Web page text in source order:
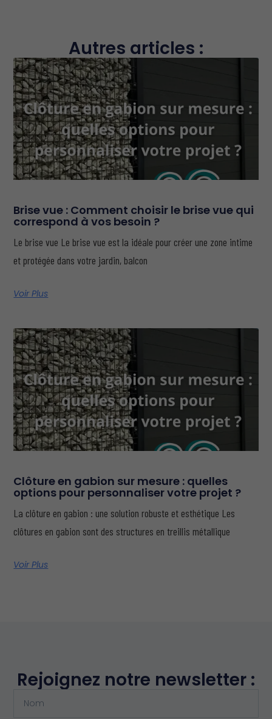
Autres articles :
Brise vue : Comment choisir le brise vue qui
correspond à vos besoin ?
Le brise vue Le brise vue est la idéale pour créer une zone intime
et protégée dans votre jardin, balcon
Voir Plus
Clôture en gabion sur mesure : quelles
options pour personnaliser votre projet ?
La clôture en gabion : une solution robuste et esthétique Les
clôtures en gabion sont des structures en treillis métallique
Voir Plus
Rejoignez notre newsletter :